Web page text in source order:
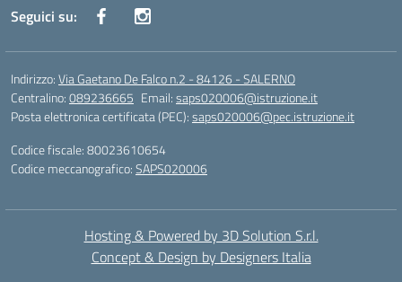
Seguici su:
Indirizzo:Via Gaetano De Falco n.2 - 84126 - SALERNO
Centralino:089236665 Email:saps020006@istruzione.it
Posta elettronica certificata (PEC):saps020006@pec.istruzione.it
Codice fiscale: 80023610654
Codice meccanografico:SAPS020006
Hosting & Powered by 3D Solution S.r.l.
Concept & Design by Designers Italia